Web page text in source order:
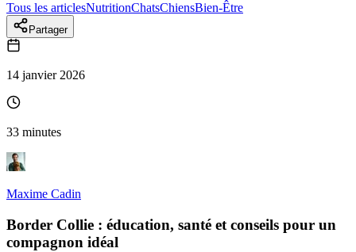
Tous les articlesNutritionChatsChiensBien-Être
Partager
14 janvier 2026
33 minutes
Maxime Cadin
Border Collie : éducation, santé et conseils pour un
compagnon idéal